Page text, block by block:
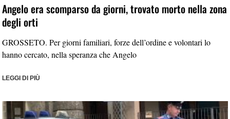
Angelo era scomparso da giorni, trovato morto nella zona
degli orti
GROSSETO. Per giorni familiari, forze dell’ordine e volontari lo
hanno cercato, nella speranza che Angelo
LEGGI DI PIÙ